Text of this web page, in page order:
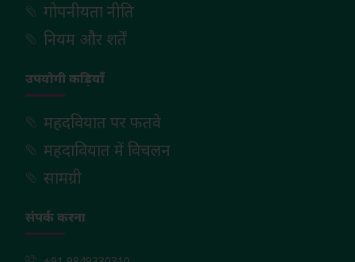
गोपनीयता नीति
नियम और शर्तें
उपयोगी कड़ियाँ
महदवियात पर फतवे
महदावियात में विचलन
सामग्री
संपर्क करना